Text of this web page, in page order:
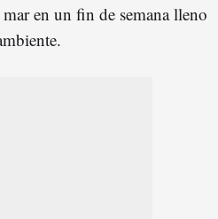
en un fin de semana lleno